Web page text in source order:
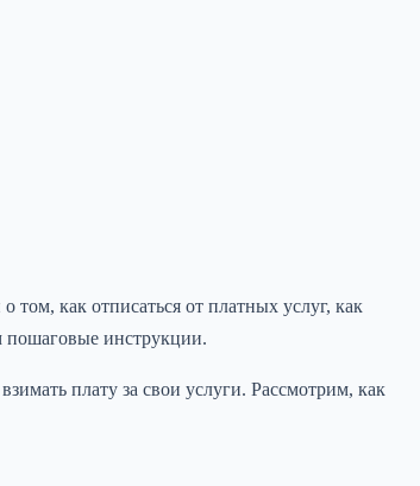
том, как отписаться от платных услуг, как
пошаговые инструкции.
плату за свои услуги. Рассмотрим, как